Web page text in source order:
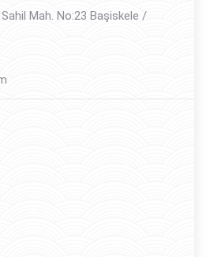
Mah. No:23 Başiskele /